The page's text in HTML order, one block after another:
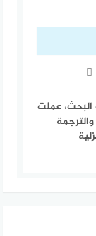
عملت